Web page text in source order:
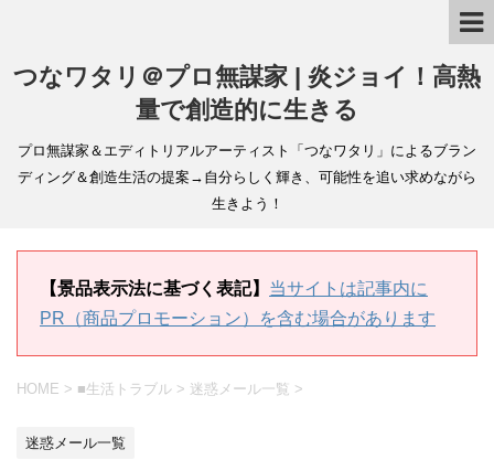
つなワタリ＠プロ無謀家 | 炎ジョイ！高熱
量で創造的に生きる
プロ無謀家＆エディトリアルアーティスト「つなワタリ」によるブラン
ディング＆創造生活の提案→自分らしく輝き、可能性を追い求めながら
生きよう！
【景品表示法に基づく表記】 当サイトは記事内に
PR（商品プロモーション）を含む場合があります
HOME > ■生活トラブル > 迷惑メール一覧 >
迷惑メール一覧